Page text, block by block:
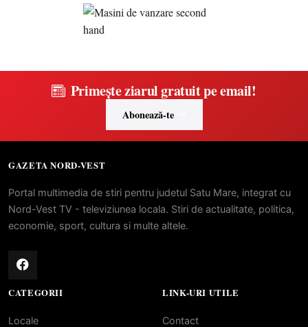
Primește ziarul gratuit pe email!
Abonează-te
GAZETA NORD-VEST
Portal multimedia de stiri pentru judetul Satu Mare, integrat cu
Nord-Vest TV - televiziunea locala. Stiri de actualitate, politica,
economie, sport, cultura si multe altele.
CATEGORII
Locale
LINK-URI UTILE
Contact